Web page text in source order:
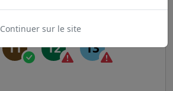
7 7B 8
11 12 13
Continuer sur le site